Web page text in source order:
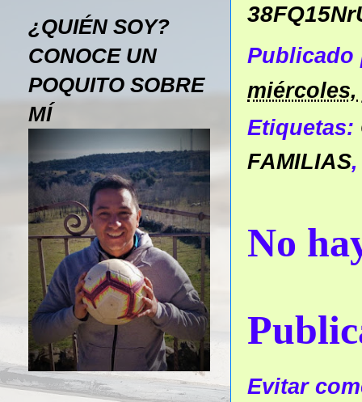
miércoles,
Etiquetas:
FAMILIAS
No
Evitar
¿QUIÉN SOY?
CONOCE UN
POQUITO SOBRE
MÍ